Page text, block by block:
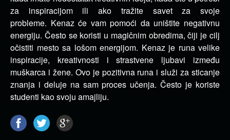
za inspiracijom ili ako tražite savet za svoje
probleme. Kenaz će vam pomoći da uništite negativnu
energiju. Često se koristi u magičnim obredima, čiji je cilj
očistiti mesto sa lošom energijom. Kenaz je runa velike
inspiracije, kreativnosti i strastvene ljubavi između
muškarca i žene. Ovo je pozitivna runa i služi za sticanje
znanja i deluje na sam proces učenja. Često je koriste
studenti kao svoju amajliju.